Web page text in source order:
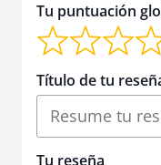
Tu puntuación
Título de tu
Tu reseña